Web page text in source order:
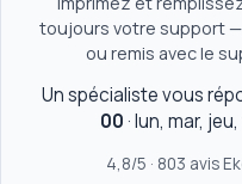
toujours votre support —
ou remis avec le
Un spécialiste vous
00 · lun, mar,
4,8/5 · 803 avis